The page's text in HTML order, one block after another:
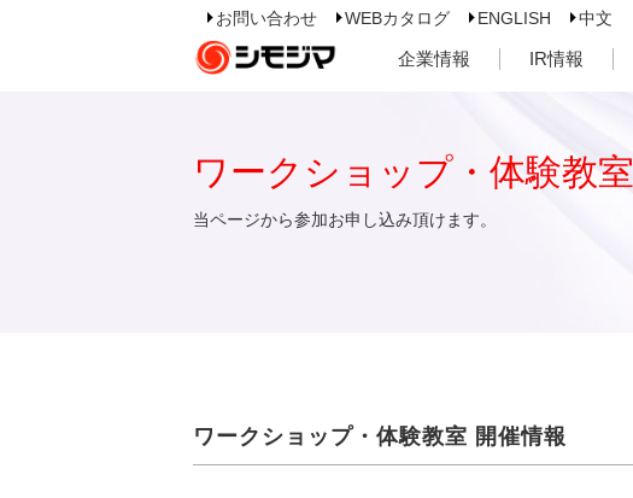
お問い合わせ WEBカタログ ENGLISH 中文
企業情報 IR情報
ワークショップ・体験教室
当ページから参加お申し込み頂けます。
ワークショップ・体験教室 開催情報